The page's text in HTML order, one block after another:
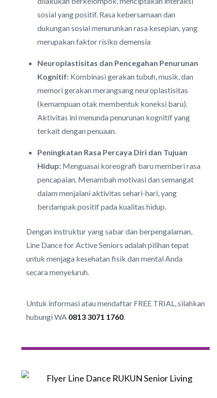
sosial yang positif. Rasa kebersamaan dan
dukungan sosial menurunkan rasa kesepian, yang
merupakan faktor risiko demensia
Neuroplastisitas dan Pencegahan Penurunan
Kognitif: Kombinasi gerakan tubuh, musik, dan
memori gerakan merangsang neuroplastisitas
(kemampuan otak membentuk koneksi baru).
Aktivitas ini menunda penurunan kognitif yang
terkait dengan penuaan.
Peningkatan Rasa Percaya Diri dan Tujuan
Hidup: Menguasai koreografi baru memberi rasa
pencapaian. Menambah motivasi dan semangat
dalam menjalani aktivitas sehari-hari, yang
berdampak positif pada kualitas hidup.
Dengan instruktur yang sabar dan berpengalaman,
Line Dance for Active Seniors adalah pilihan tepat
untuk menjaga kesehatan fisik dan mental Anda
secara menyeluruh.
Untuk informasi atau mendaftar FREE TRIAL, silahkan
hubungi WA 0813 3071 1760.